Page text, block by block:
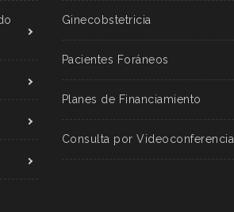
Ginecobstetricia
Pacientes Foráneos
Planes de Financiamiento
Consulta por Videoconferencia